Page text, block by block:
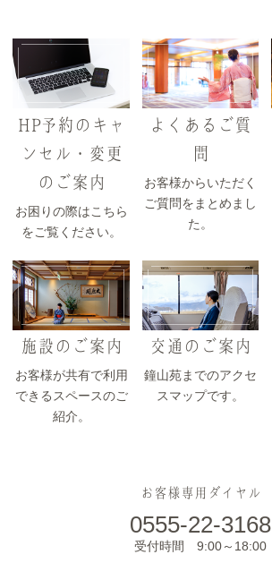
HP予約のキャ
ンセル・変更
のご案内
お困りの際はこちら
をご覧ください。
よくあるご質
問
お客様からいただく
ご質問をまとめまし
た。
施設のご案内
お客様が共有で利用
できるスペースのご
紹介。
交通のご案内
鐘山苑までのアクセ
スマップです。
お客様専用ダイヤル
0555-22-3168
受付時間 9:00～18:00